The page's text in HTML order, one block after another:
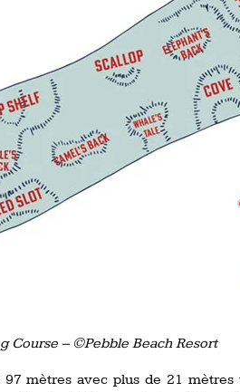
Course – ©Pebble Beach Resort
mètres avec plus de 21 mètres